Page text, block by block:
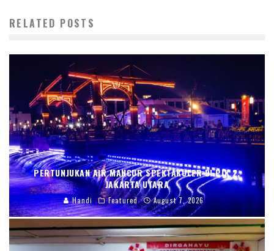
RELATED POSTS
PERTUNJUKAN AIR MANCUR SPEKTAKULER DI PIK 2,
JAKARTA UTARA
Handi Featured August 7, 2026